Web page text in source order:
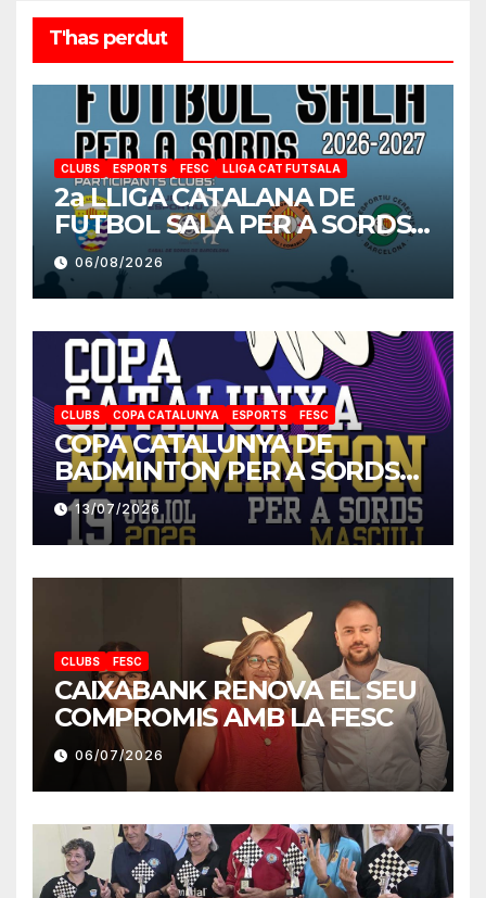
T'has perdut
CLUBS ESPORTS FESC LLIGA CAT FUTSALA
2a LLIGA CATALANA DE
FUTBOL SALA PER A SORDS
2026-2027
06/08/2026
CLUBS COPA CATALUNYA ESPORTS FESC
COPA CATALUNYA DE
BADMINTON PER A SORDS
2026
13/07/2026
CLUBS FESC
CAIXABANK RENOVA EL SEU
COMPROMIS AMB LA FESC
06/07/2026